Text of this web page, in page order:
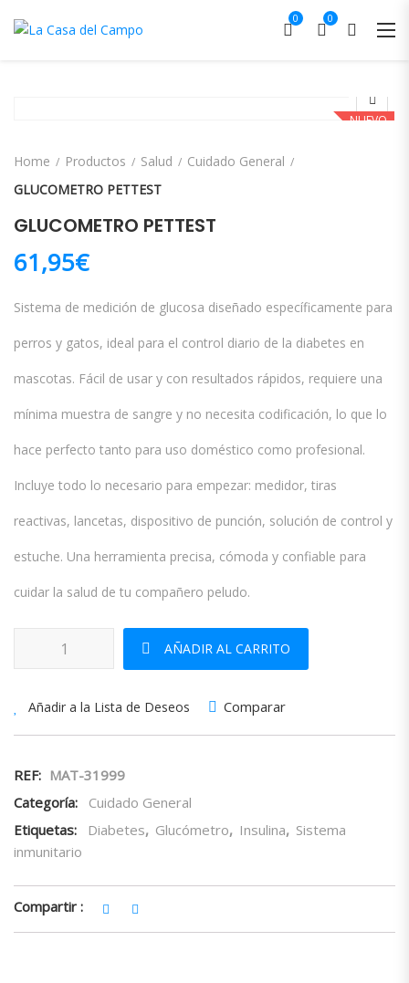
0 0
NUEVO
Home Productos Salud
Cuidado General
GLUCOMETRO PETTEST
GLUCOMETRO PETTEST
61,95€
Sistema de medición de glucosa diseñado específicamente para
perros y gatos, ideal para el control diario de la diabetes en
mascotas. Fácil de usar y con resultados rápidos, requiere una
mínima muestra de sangre y no necesita codificación, lo que lo
hace perfecto tanto para uso doméstico como profesional.
Incluye todo lo necesario para empezar: medidor, tiras
reactivas, lancetas, dispositivo de punción, solución de control y
estuche. Una herramienta precisa, cómoda y confiable para
cuidar la salud de tu compañero peludo.
GLUCOMETRO PETTEST cantidad
AÑADIR AL CARRITO
Añadir a la Lista de Deseos Comparar
REF: MAT-31999
Categoría:
Cuidado General
Etiquetas:
Diabetes, Glucómetro, Insulina, Sistema
inmunitario
Compartir :